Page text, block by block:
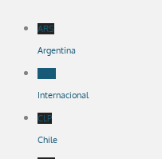
ARS
Argentina
Internacional
CLP
Chile